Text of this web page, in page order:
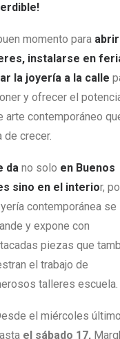
momento para abrir
instalarse en
la joyería a la calle
y ofrecer el
arte contemporáneo
de crecer.
da no solo en Buenos
sino en el interior,
contemporánea se
y expone con
piezas que
el trabajo de
talleres escuela.
el miércoles último
el sábado 17,